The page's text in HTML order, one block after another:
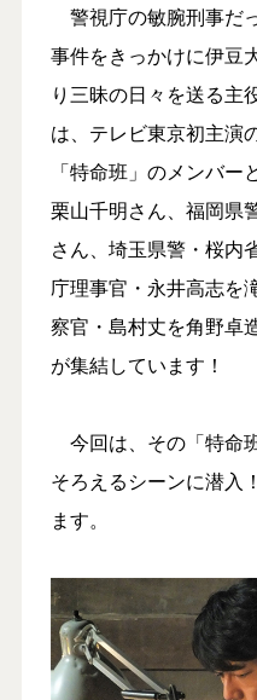
警視庁の敏腕刑事だ
事件をきっかけに伊豆
り三昧の日々を送る主
は、テレビ東京初主演
「特命班」のメンバ
栗山千明さん、福岡県
さん、埼玉県警・桜内
庁理事官・永井高志を
察官・島村丈を角野卓
が集結しています！
今回は、その「特命
そろえるシーンに潜
ます。